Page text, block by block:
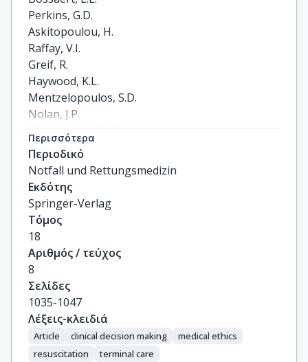
Perkins, G.D.
Askitopoulou, H.
Raffay, V.I.
Greif, R.
Haywood, K.L.
Mentzelopoulos, S.D.
Nolan, J.P.
Van de Voorde, P.
Xanthos, T.T.
Περισσότερα
Περιοδικό
Notfall und Rettungsmedizin
Εκδότης
Springer-Verlag
Τόμος
18
Αριθμός / τεύχος
8
Σελίδες
1035-1047
Λέξεις-κλειδιά
Article clinical decision making
medical ethics
resuscitation
terminal care